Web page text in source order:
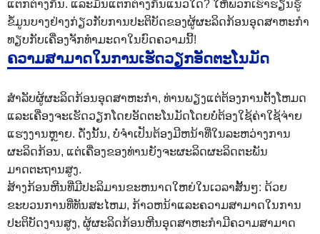
ແຕກຕ່າງກັນ. ແລະມັນແຕກຕ່າງກັນແນວໃດ? ໃຫ້ພວກເຮົາຮຽນຮູ້
ຂໍ້ມູນບາງຢ່າງກ່ຽວກັບການປະຕິບັດຂອງຜູ້ຜະລິດກ້ອນອຸດສາຫະກໍາ
ທຽບກັບເຄື່ອງຈັກທໍາມະດາໃນບົດຄວາມນີ້!
ຄວາມສາມາດໃນການເຮັດວຽກອັດຕະໂນມັດ
ສໍາລັບຜູ້ຜະລິດກ້ອນອຸດສາຫະກໍາ, ທ່ານພຽງແຕ່ຕ້ອງການຕັ້ງໂຫມດ
ແລະເຄື່ອງຈະເຮັດວຽກໂດຍອັດຕະໂນມັດໂດຍບໍ່ຕ້ອງໃຊ້ຄ່າໃຊ້ຈ່າຍ
ແຮງງານຫຼາຍ. ດັ່ງນັ້ນ, ບໍ່ຈໍາເປັນຕ້ອງມີຫນ້າທີ່ໃນລະຫວ່າງການ
ຜະລິດກ້ອນ, ແຕ່ເຄື່ອງຂອງທ່ານຍັງຈະຜະລິດຜະລິດຕະພັນ
ມາດຕະຖານສູງ.
ສ້າງກ້ອນຫີນທີ່ມີປະລິມານຂະຫນາດໃຫຍ່ໃນເວລາສັ້ນໆ: ດ້ວຍ
ຂະບວນການທີ່ທັນສະໄຫມ, ກ້າວຫນ້າແລະຄວາມສາມາດໃນການ
ປະຕິບັດງານສູງ, ຜູ້ຜະລິດກ້ອນຫີນອຸດສາຫະກໍາມີຄວາມສາມາດ